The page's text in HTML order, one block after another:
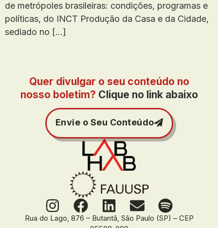
de metrópoles brasileiras: condições, programas e
políticas, do INCT Produção da Casa e da Cidade,
sediado no […]
Rua do Lago, 876 – Butantã, São Paulo (SP) – CEP
Quer divulgar o seu conteúdo no
nosso boletim? Clique no link abaixo
Envie o Seu Conteúdo